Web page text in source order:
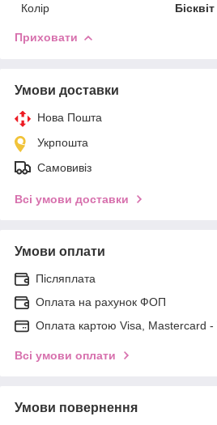
Колір
Бісквіт
Приховати
Умови доставки
Нова Пошта
Укрпошта
Самовивіз
Всі умови доставки
Умови оплати
Післяплата
Оплата на рахунок ФОП
Оплата картою Visa, Mastercard -
Всі умови оплати
Умови повернення